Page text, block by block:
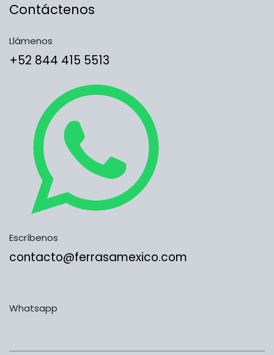
Contáctenos
Llámenos
​​​​​​​​​​​​+5​2​ ​8​4​4​ ​4​1​5​ 5​5​1​3​​​​​​​​​​​​​​
Escríbenos
contacto@ferrasamexico.com
Whatsapp